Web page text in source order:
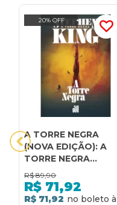
20% OFF
A TORRE NEGRA
(NOVA EDIÇÃO): A
TORRE NEGRA
VOLUME 7
R$ 89,90
R$ 71,92
R$ 71,92